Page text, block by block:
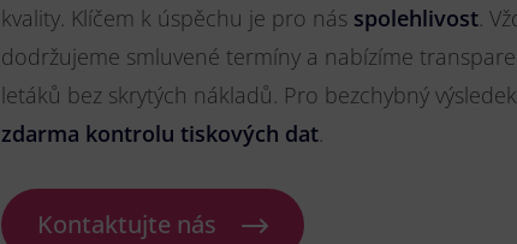
kvality. Klíčem k úspěchu je pro nás spolehlivost.
dodržujeme smluvené termíny a nabízíme
letáků bez skrytých nákladů. Pro bezchybný
zdarma kontrolu tiskových dat.
Kontaktujte nás